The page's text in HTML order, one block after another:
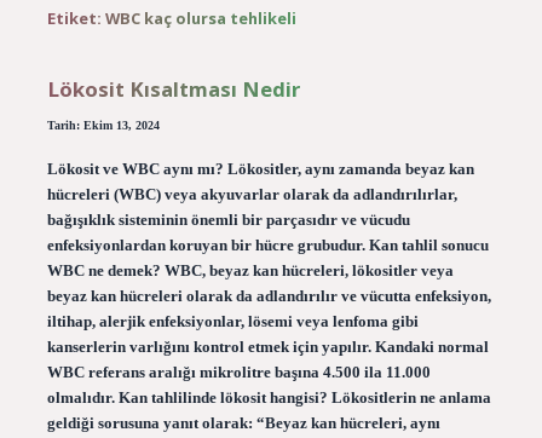
Etiket: WBC kaç olursa tehlikeli
Lökosit Kısaltması Nedir
Tarih: Ekim 13, 2024
Lökosit ve WBC aynı mı? Lökositler, aynı zamanda beyaz kan
hücreleri (WBC) veya akyuvarlar olarak da adlandırılırlar,
bağışıklık sisteminin önemli bir parçasıdır ve vücudu
enfeksiyonlardan koruyan bir hücre grubudur. Kan tahlil sonucu
WBC ne demek? WBC, beyaz kan hücreleri, lökositler veya
beyaz kan hücreleri olarak da adlandırılır ve vücutta enfeksiyon,
iltihap, alerjik enfeksiyonlar, lösemi veya lenfoma gibi
kanserlerin varlığını kontrol etmek için yapılır. Kandaki normal
WBC referans aralığı mikrolitre başına 4.500 ila 11.000
olmalıdır. Kan tahlilinde lökosit hangisi? Lökositlerin ne anlama
geldiği sorusuna yanıt olarak: “Beyaz kan hücreleri, aynı